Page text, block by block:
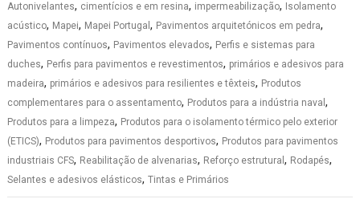
Autonivelantes, cimentícios e em resina, impermeabilização, Isolamento
acústico, Mapei, Mapei Portugal, Pavimentos arquitetónicos em pedra,
Pavimentos contínuos, Pavimentos elevados, Perfis e sistemas para
duches, Perfis para pavimentos e revestimentos, primários e adesivos para
madeira, primários e adesivos para resilientes e têxteis, Produtos
complementares para o assentamento, Produtos para a indústria naval,
Produtos para a limpeza, Produtos para o isolamento térmico pelo exterior
(ETICS), Produtos para pavimentos desportivos, Produtos para pavimentos
industriais CFS, Reabilitação de alvenarias, Reforço estrutural, Rodapés,
Selantes e adesivos elásticos,Tintas e Primários